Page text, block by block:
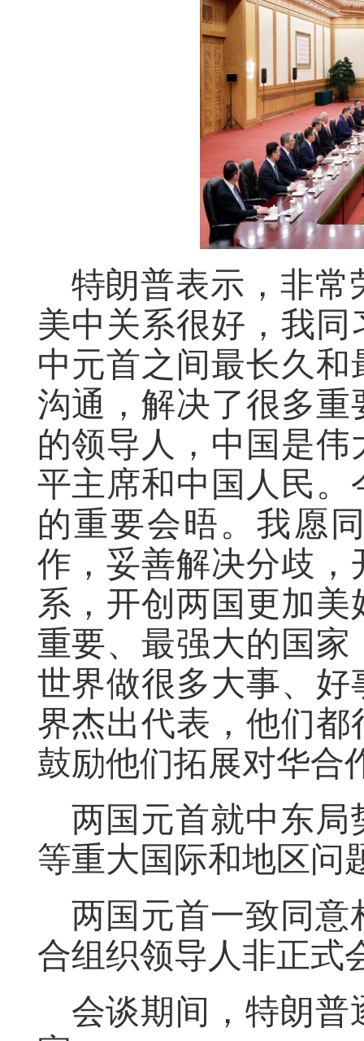
特朗普表示，非常
美中关系很好，我
中元首之间最长久
沟通，解决了很多
的领导人，中国是
平主席和中国人民
的重要会晤。我愿
作，妥善解决分歧
系，开创两国更加
重要、最强大的国
世界做很多大事、
界杰出代表，他们
鼓励他们拓展对华合
两国元首就中东局
等重大国际和地区问
两国元首一致同意
合组织领导人非正式
会谈期间，特朗